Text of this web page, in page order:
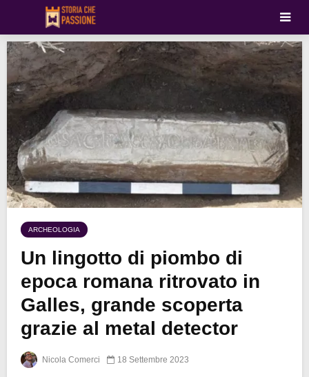
ARCHEOLOGIA
Un lingotto di piombo di
epoca romana ritrovato in
Galles, grande scoperta
grazie al metal detector
Nicola Comerci 18 Settembre 2023